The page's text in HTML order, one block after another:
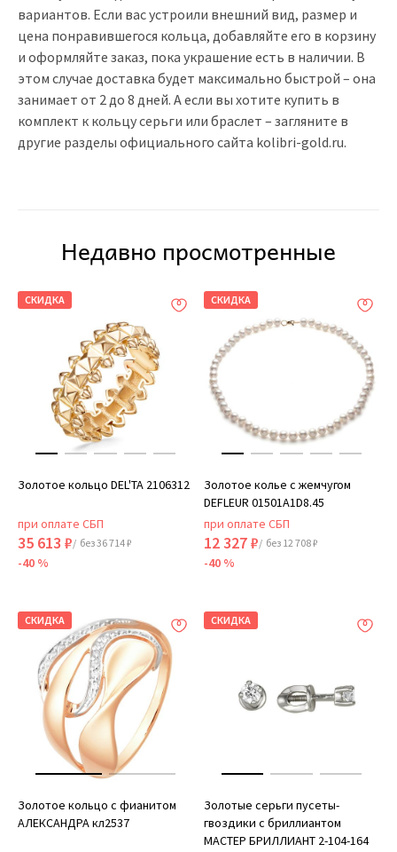
вариантов. Если вас устроили внешний вид, размер и
цена понравившегося кольца, добавляйте его в корзину
и оформляйте заказ, пока украшение есть в наличии. В
этом случае доставка будет максимально быстрой – она
занимает от 2 до 8 дней. А если вы хотите купить в
комплект к кольцу серьги или браслет – загляните в
другие разделы официального сайта kolibri-gold.ru.
Недавно просмотренные
СКИДКА
Золотое кольцо DEL'TA 2106312
при оплате СБП
35 613 ₽/ без 36 714 ₽
-40 %
СКИДКА
Золотое колье с жемчугом
DEFLEUR 01501A1D8.45
при оплате СБП
12 327 ₽/ без 12 708 ₽
-40 %
СКИДКА
Золотое кольцо с фианитом
АЛЕКСАНДРА кл2537
СКИДКА
Золотые серьги пусеты-
гвоздики с бриллиантом
МАСТЕР БРИЛЛИАНТ 2-104-164